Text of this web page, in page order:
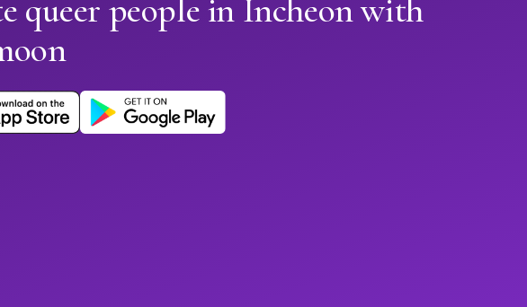
queer people in Incheon with